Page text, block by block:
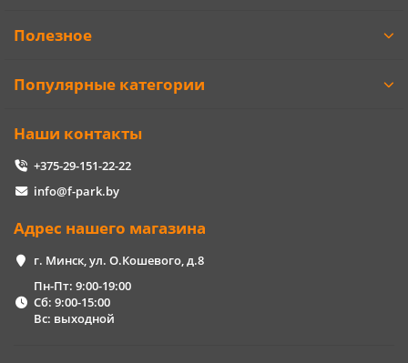
Полезное
Популярные категории
Наши контакты
+375-29-151-22-22
info@f-park.by
Адрес нашего магазина
г. Минск, ул. О.Кошевого, д.8
Пн-Пт: 9:00-19:00
Сб: 9:00-15:00
Вс: выходной